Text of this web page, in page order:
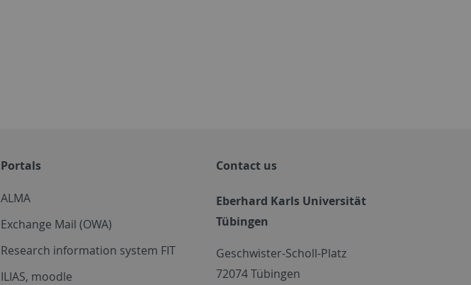
Portals
ALMA
Exchange Mail (OWA)
Research information system FIT
ILIAS, moodle
Contact us
Eberhard Karls Universität
Tübingen
Geschwister-Scholl-Platz
72074 Tübingen